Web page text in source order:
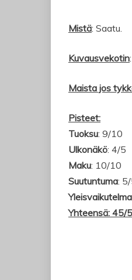
Mistä: Saatu.
Kuvausvekotin
Maista jos
Pisteet:
Tuoksu: 9/10
Ulkonäkö: 4/5
Maku: 10/10
Suutuntuma:
Yleisvaikutelma
Yhteensä: 45/